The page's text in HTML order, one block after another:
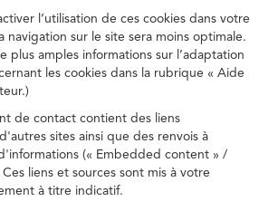
l’utilisation de ces cookies dans votre
navigation sur le site sera moins optimale.
plus amples informations sur l’adaptation
les cookies dans la rubrique « Aide
de contact contient des liens
sites ainsi que des renvois à
(« Embedded content » /
liens et sources sont mis à votre
à titre indicatif.